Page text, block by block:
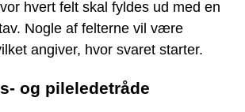
hvert felt skal fyldes ud med en
Nogle af felterne vil være
angiver, hvor svaret starter.
og pileledetråde